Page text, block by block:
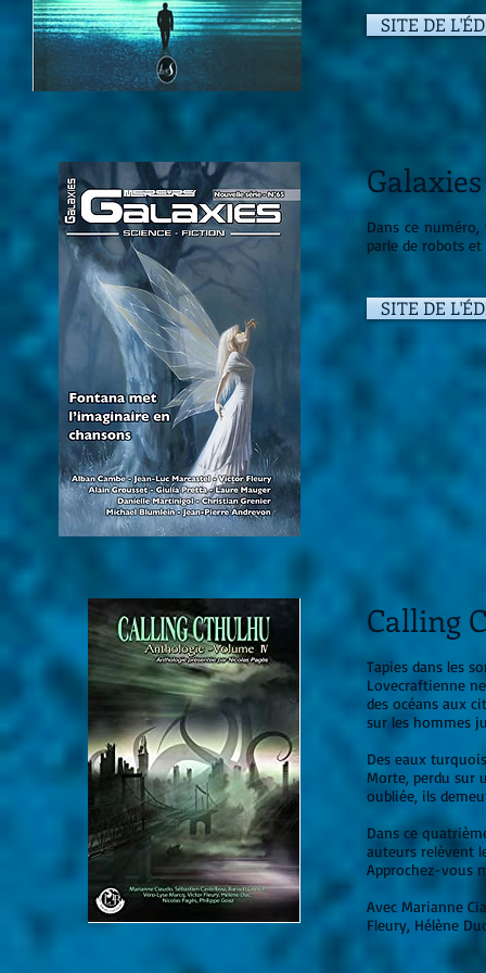
SITE DE
Galaxies
Dans ce
parle de robots
SITE DE
Calling
Tapies dans les
Lovecraftienne
des océans aux
sur les hommes
Des eaux
Morte, perdu sur
oubliée, ils
Dans ce
auteurs relèvent
Approchez-vous
Avec Marianne
Fleury, Hélène